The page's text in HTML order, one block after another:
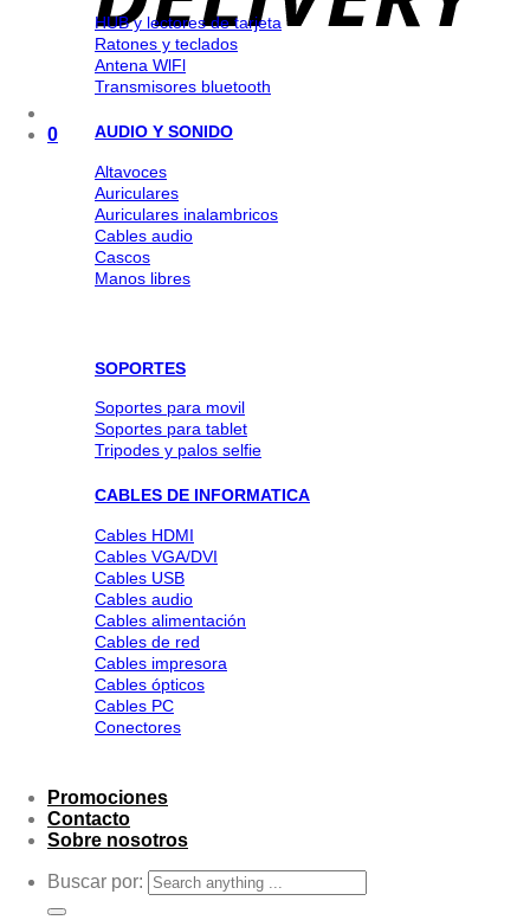
0
HUB y lectores de tarjeta
Ratones y teclados
Antena WlFl
Transmisores bluetooth
AUDIO Y SONIDO
Altavoces
Auriculares
Auriculares inalambricos
Cables audio
Cascos
Manos libres
SOPORTES
Soportes para movil
Soportes para tablet
Tripodes y palos selfie
CABLES DE INFORMATICA
Cables HDMI
Cables VGA/DVI
Cables USB
Cables audio
Cables alimentación
Cables de red
Cables impresora
Cables ópticos
Cables PC
Conectores
Promociones
Contacto
Sobre nosotros
Buscar por: